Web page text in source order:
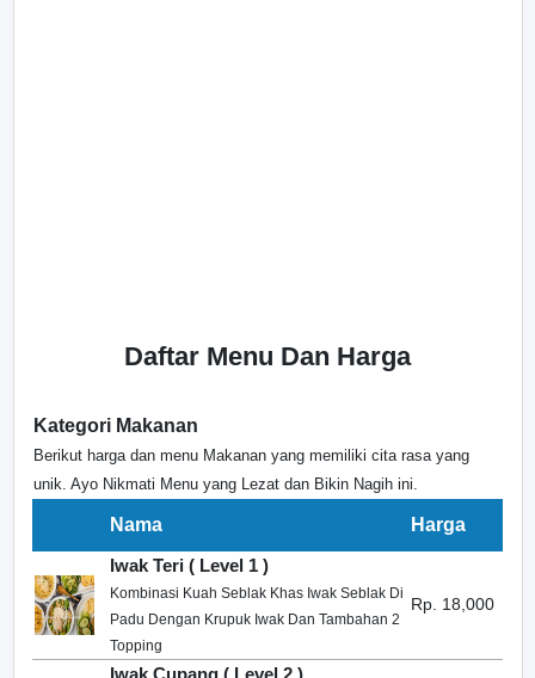
Daftar Menu Dan Harga
Kategori Makanan
Berikut harga dan menu Makanan yang memiliki cita rasa yang
unik. Ayo Nikmati Menu yang Lezat dan Bikin Nagih ini.
Nama
Harga
Iwak Teri ( Level 1 )
Kombinasi Kuah Seblak Khas Iwak Seblak Di
Padu Dengan Krupuk Iwak Dan Tambahan 2
Topping
Rp. 18,000
Iwak Cupang ( Level 2 )